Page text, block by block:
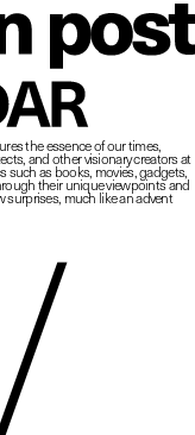
the essence of our times,
and other visionary creators at
such as books, movies, gadgets,
their unique viewpoints and
surprises, much like an advent